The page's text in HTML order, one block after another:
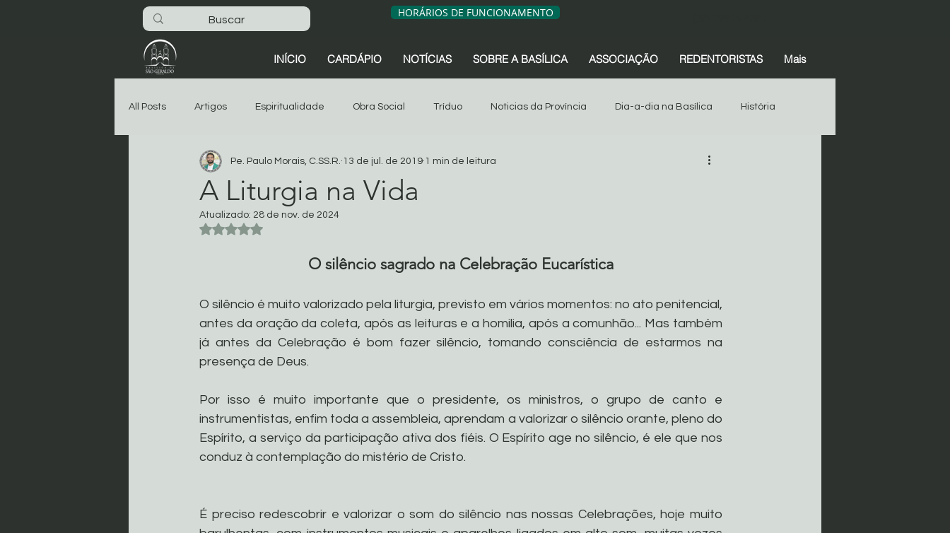
HORÁRIOS DE FUNCIONAMENTO
INÍCIO CARDÁPIO NOTÍCIAS SOBRE A BASÍLICA ASSOCIAÇÃO REDENTORISTAS Mais
All Posts Artigos Espiritualidade Obra Social Tríduo Noticias da Província Dia-a-dia na Basílica História
São Geraldo Oitava Associação dos Devotos Tríduo
Dia-a-dia na Basílica Noticias da Província
Sua comunidade
A Liturgia na Vida
Pe. Paulo Morais, C.SS.R. 13 de jul. de 2019 1 min de leitura
Atualizado: 28 de nov. de 2024
Avaliado com NaN de 5 estrelas.
O silêncio sagrado na Celebração Eucarística
O silêncio é muito valorizado pela liturgia, previsto em vários momentos: no ato penitencial,
antes da oração da coleta, após as leituras e a homilia, após a comunhão... Mas também
já antes da Celebração é bom fazer silêncio, tomando consciência de estarmos na
presença de Deus.
Por isso é muito importante que o presidente, os ministros, o grupo de canto e
instrumentistas, enfim toda a assembleia, aprendam a valorizar o silêncio orante, pleno do
Espírito, a serviço da participação ativa dos fiéis. O Espírito age no silêncio, é ele que nos
conduz à contemplação do mistério de Cristo.
É preciso redescobrir e valorizar o som do silêncio nas nossas Celebrações, hoje muito